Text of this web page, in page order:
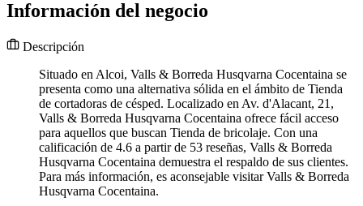
Información del negocio
Descripción
Situado en Alcoi, Valls & Borreda Husqvarna Cocentaina se
presenta como una alternativa sólida en el ámbito de Tienda
de cortadoras de césped. Localizado en Av. d'Alacant, 21,
Valls & Borreda Husqvarna Cocentaina ofrece fácil acceso
para aquellos que buscan Tienda de bricolaje. Con una
calificación de 4.6 a partir de 53 reseñas, Valls & Borreda
Husqvarna Cocentaina demuestra el respaldo de sus clientes.
Para más información, es aconsejable visitar Valls & Borreda
Husqvarna Cocentaina.